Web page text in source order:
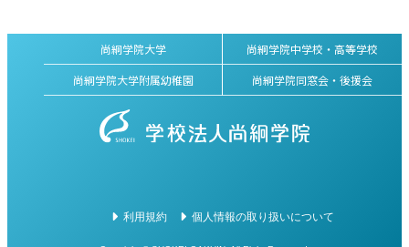
尚絅学院大学
尚絅学院中学校・高等学校
尚絅学院大学附属幼稚園
尚絅学院同窓会・後援会
利用規約 個人情報の取り扱いについて